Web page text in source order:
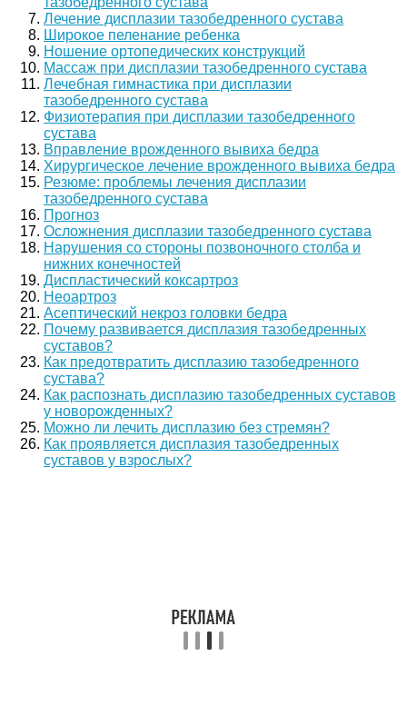
Лечение дисплазии тазобедренного сустава
Широкое пеленание ребенка
Ношение ортопедических конструкций
Массаж при дисплазии тазобедренного сустава
Лечебная гимнастика при дисплазии
тазобедренного сустава
Физиотерапия при дисплазии тазобедренного
сустава
Вправление врожденного вывиха бедра
Хирургическое лечение врожденного вывиха бедра
Резюме: проблемы лечения дисплазии
тазобедренного сустава
Прогноз
Осложнения дисплазии тазобедренного сустава
Нарушения со стороны позвоночного столба и
нижних конечностей
Диспластический коксартроз
Неоартроз
Асептический некроз головки бедра
Почему развивается дисплазия тазобедренных
суставов?
Как предотвратить дисплазию тазобедренного
сустава?
Как распознать дисплазию тазобедренных суставов
у новорожденных?
Можно ли лечить дисплазию без стремян?
Как проявляется дисплазия тазобедренных
суставов у взрослых?